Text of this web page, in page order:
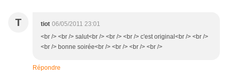
T tiot 06/05/2011 23:01
<br /> <br /> salut<br /> <br /> <br /> c'est original<br /> <br />
<br /> bonne soirée<br /> <br /> <br /> <br />
Répondre